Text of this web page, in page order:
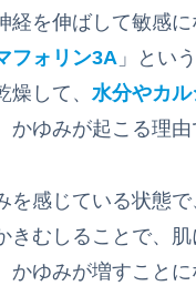
経を伸ばして敏感
フォリン3A 」とい
して、 水分やカル
かゆみが起こる理由
感じている状態
きむしることで、
ゆみが増すことに